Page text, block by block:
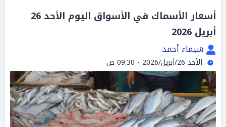
أسعار الأسماك في الأسواق اليوم الأحد 26
أبريل 2026
شيماء أحمد
الأحد 26/أبريل/2026 - 09:30 ص